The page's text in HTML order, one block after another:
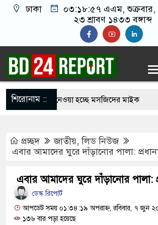
ঢাকা ০৩:১৮:৫৭ এএম,
২৩ শ্রাবণ ১৪৩৩ বঙ্গাব্দ
শিরোনাম ::
বন্ধে খুলে নেওয়া হচ্ছে মসজিদের মাইক
মিত্র, অচিরেই আমাদের সঙ্গে মিশে যাবে:
নয়, জাতির দায়িত্ব নিতে হবে ওলামায়ে
প্রচ্ছদ জাতীয়,লিড নিউজ
এবার আমাদের ঘুরে দাঁড়ানোর পালা:
এবার আমাদের ঘুরে দাঁড়ানোর পালা:
ডেস্ক রিপোর্ট
আপডেট সময় ০১:৩৪:১৯ অপরাহ্ন, রবিবার, ৭ জুন
১৩৬ বার পড়া হয়েছে